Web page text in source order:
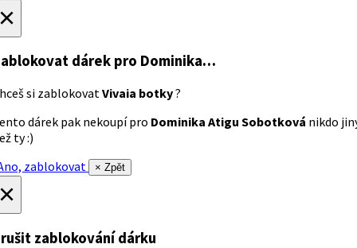
dárek pro Dominika…
si zablokovatVivaia botky?
dárek pak nekoupí pro Dominika Atigu Sobotková nikdo
ty :)
zablokovat
× Zpět
zablokování dárku